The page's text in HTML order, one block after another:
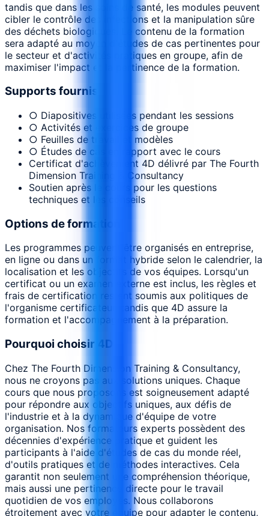
tandis que dans les soins de santé, les modules peuvent
cibler le contrôle des infections et la manipulation sûre
des déchets biologiques. Le contenu de la formation
sera adapté au moyen d'études de cas pertinentes pour
le secteur et d'activités pratiques en groupe, afin de
maximiser l'impact et la pertinence de la formation.
Supports fournis
○ Diapositives utilisées pendant les sessions
○ Activités et exercices de groupe
○ Feuilles de travail et modèles
○ Études de cas en rapport avec le cours
Certificat d'achèvement 4D délivré par The Fourth
Dimension Training & Consultancy
Soutien après le cours pour les questions
techniques et les conseils
Options de formation
Les programmes peuvent être organisés en entreprise,
en ligne ou dans un format hybride selon le calendrier, la
localisation et les objectifs de vos équipes. Lorsqu'un
certificat ou un examen externe est inclus, les règles et
frais de certification restent soumis aux politiques de
l'organisme certificateur, tandis que 4D assure la
formation et l'accompagnement à la préparation.
Pourquoi choisir 4D
Chez The Fourth Dimension Training & Consultancy,
nous ne croyons pas aux solutions uniques. Chaque
cours que nous proposons est soigneusement adapté
pour répondre aux objectifs uniques, aux défis de
l'industrie et à la dynamique d'équipe de votre
organisation. Nos formateurs experts possèdent des
décennies d'expérience pratique et guident les
participants à l'aide d'études de cas du monde réel,
d'outils pratiques et de méthodes interactives. Cela
garantit non seulement une compréhension théorique,
mais aussi une pertinence directe pour le travail
quotidien de vos employés. Nous collaborons
étroitement avec votre équipe pour adapter le contenu,